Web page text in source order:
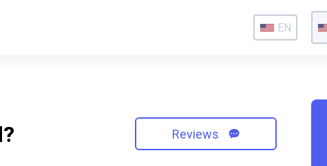
EN
Reviews